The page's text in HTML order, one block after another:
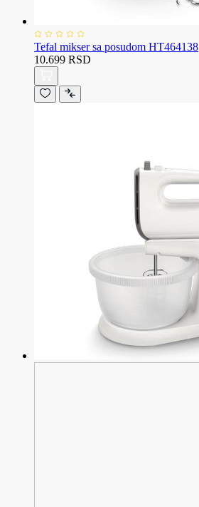
Tefal mikser sa posudom HT464138
10.699 RSD